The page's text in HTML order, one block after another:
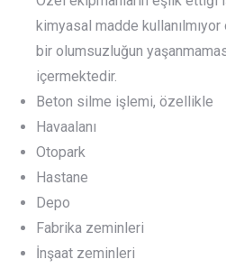
kimyasal madde
bir olumsuzluğun
içermektedir.
Beton silme işlemi, özellikle
Havaalanı
Otopark
Hastane
Depo
Fabrika zeminleri
İnşaat zeminleri